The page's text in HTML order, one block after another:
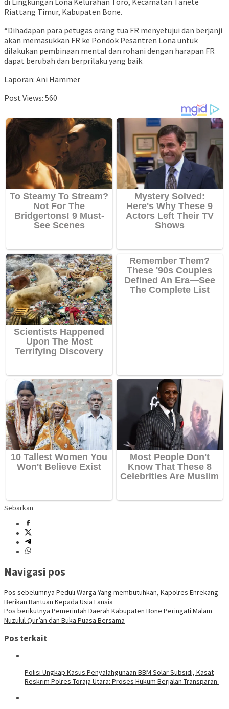
Riattang Timur, Kabupaten Bone.
“Dihadapan para petugas orang tua FR menyetujui dan berjanji
akan memasukkan FR ke Pondok Pesantren Lona untuk
dilakukan pembinaan mental dan rohani dengan harapan FR
dapat berubah dan berprilaku yang baik.
Laporan: Ani Hammer
Post Views: 560
Sebarkan
Navigasi pos
Pos sebelumnya Peduli Warga Yang membutuhkan, Kapolres Enrekang
Berikan Bantuan Kepada Usia Lansia
Pos berikutnya Pemerintah Daerah Kabupaten Bone Peringati Malam
Nuzulul Qur’an dan Buka Puasa Bersama
Pos terkait
Polisi Ungkap Kasus Penyalahgunaan BBM Solar Subsidi, Kasat
Reskrim Polres Toraja Utara: Proses Hukum Berjalan Transparan